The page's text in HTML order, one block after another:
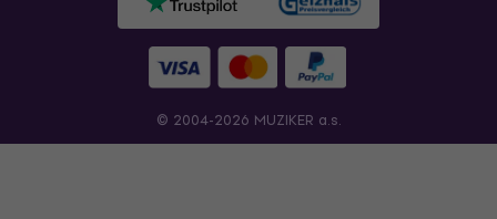
© 2004-2026 MUZIKER a.s.